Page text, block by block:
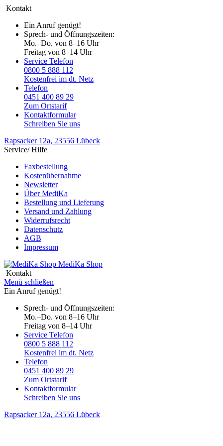
Kontakt
Ein Anruf genügt!
Sprech- und Öffnungszeiten:
Mo.–Do. von 8–16 Uhr
Freitag von 8–14 Uhr
Service Telefon
0800 5 888 112
Kostenfrei im dt. Netz
Telefon
0451 400 89 29
Zum Ortstarif
Kontaktformular
Schreiben Sie uns
Rapsacker 12a, 23556 Lübeck
Service/ Hilfe
Faxbestellung
Kostenübernahme
Newsletter
Über MediKa
Bestellung und Lieferung
Versand und Zahlung
Widerrufsrecht
Datenschutz
AGB
Impressum
MediKa Shop
Kontakt
Menü schließen
Ein Anruf genügt!
Sprech- und Öffnungszeiten:
Mo.–Do. von 8–16 Uhr
Freitag von 8–14 Uhr
Service Telefon
0800 5 888 112
Kostenfrei im dt. Netz
Telefon
0451 400 89 29
Zum Ortstarif
Kontaktformular
Schreiben Sie uns
Rapsacker 12a, 23556 Lübeck